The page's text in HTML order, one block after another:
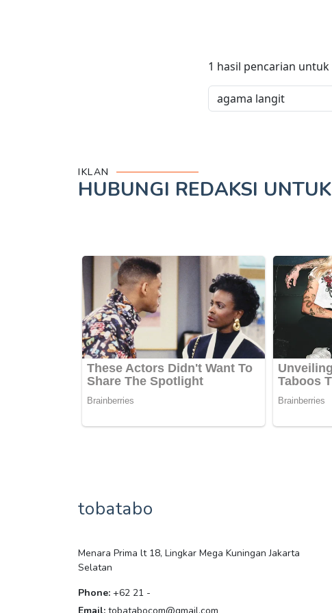
1 hasil pencarian untuk
IKLAN
HUBUNGI REDAKSI UNTUK
tobatabo
Menara Prima lt 18, Lingkar Mega Kuningan Jakarta
Selatan
Phone: +62 21 -